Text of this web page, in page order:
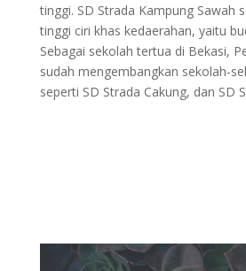
tinggi. SD Strada Kampung Sawah
tinggi ciri khas kedaerahan, yaitu
Sebagai sekolah tertua di Bekasi,
sudah mengembangkan sekolah-
seperti SD Strada Cakung, dan SD